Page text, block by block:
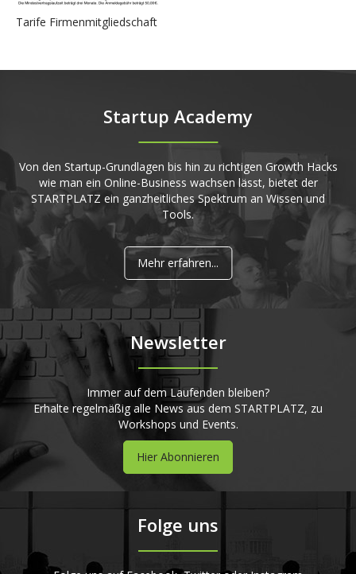
Tarife Firmenmitgliedschaft
Startup Academy
Von den Startup-Grundlagen bis hin zu richtigen Growth Hacks
wie man ein Online-Business wachsen lässt, bietet der
STARTPLATZ ein ganzheitliches Spektrum an Wissen und
Tools.
Mehr erfahren...
Newsletter
Immer auf dem Laufenden bleiben?
Erhalte regelmäßig alle News aus dem STARTPLATZ, zu
Workshops und Events.
Hier Abonnieren
Folge uns